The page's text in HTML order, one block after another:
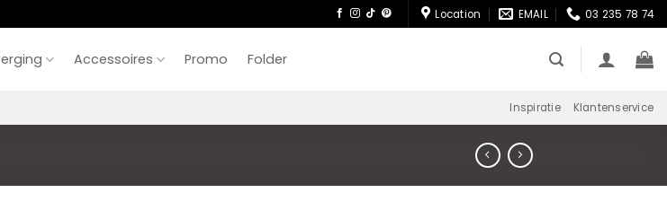
Location EMAIL 03 235 78 74
Accessoires Promo Folder
Inspiratie Klantenservice